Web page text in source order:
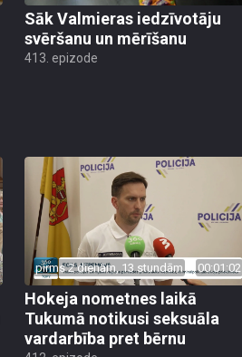
Sāk Valmieras iedzīvotāju
svēršanu un mērīšanu
413. epizode
pirms 2 dienām, 13 stundām 00:01:02
Hokeja nometnes laikā
Tukumā notikusi seksuāla
vardarbība pret bērnu